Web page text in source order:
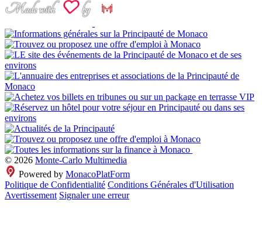
© 2026 Monte-Carlo Multimedia
Powered by MonacoPlatForm
Politique de Confidentialité Conditions Générales d'Utilisation
Avertissement Signaler une erreur